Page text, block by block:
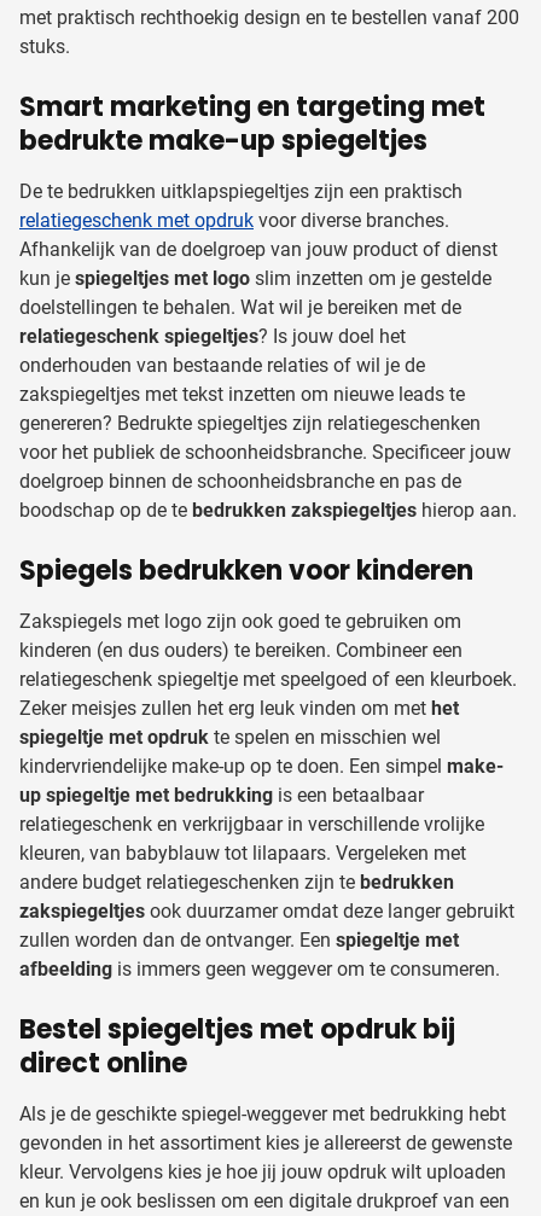
met praktisch rechthoekig design en te bestellen vanaf 200
stuks.
Smart marketing en targeting met
bedrukte make-up spiegeltjes
De te bedrukken uitklapspiegeltjes zijn een praktisch
relatiegeschenk met opdruk voor diverse branches.
Afhankelijk van de doelgroep van jouw product of dienst
kun je spiegeltjes met logo slim inzetten om je gestelde
doelstellingen te behalen. Wat wil je bereiken met de
relatiegeschenk spiegeltjes? Is jouw doel het
onderhouden van bestaande relaties of wil je de
zakspiegeltjes met tekst inzetten om nieuwe leads te
genereren? Bedrukte spiegeltjes zijn relatiegeschenken
voor het publiek de schoonheidsbranche. Specificeer jouw
doelgroep binnen de schoonheidsbranche en pas de
boodschap op de te bedrukken zakspiegeltjes hierop aan.
Spiegels bedrukken voor kinderen
Zakspiegels met logo zijn ook goed te gebruiken om
kinderen (en dus ouders) te bereiken. Combineer een
relatiegeschenk spiegeltje met speelgoed of een kleurboek.
Zeker meisjes zullen het erg leuk vinden om met het
spiegeltje met opdruk te spelen en misschien wel
kindervriendelijke make-up op te doen. Een simpel make-
up spiegeltje met bedrukking is een betaalbaar
relatiegeschenk en verkrijgbaar in verschillende vrolijke
kleuren, van babyblauw tot lilapaars. Vergeleken met
andere budget relatiegeschenken zijn te bedrukken
zakspiegeltjes ook duurzamer omdat deze langer gebruikt
zullen worden dan de ontvanger. Een spiegeltje met
afbeelding is immers geen weggever om te consumeren.
Bestel spiegeltjes met opdruk bij
direct online
Als je de geschikte spiegel-weggever met bedrukking hebt
gevonden in het assortiment kies je allereerst de gewenste
kleur. Vervolgens kies je hoe jij jouw opdruk wilt uploaden
en kun je ook beslissen om een digitale drukproef van een